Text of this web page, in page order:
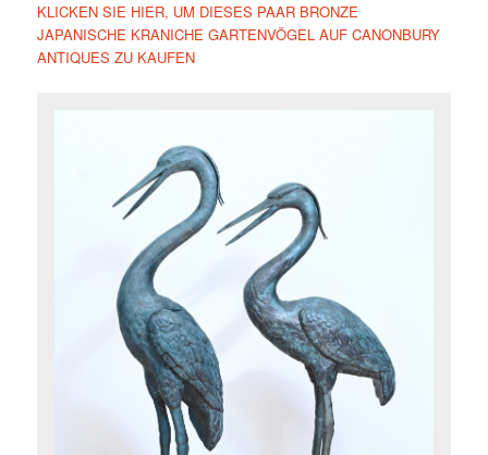
KLICKEN SIE HIER, UM DIESES PAAR BRONZE
JAPANISCHE KRANICHE GARTENVÖGEL AUF CANONBURY
ANTIQUES ZU KAUFEN